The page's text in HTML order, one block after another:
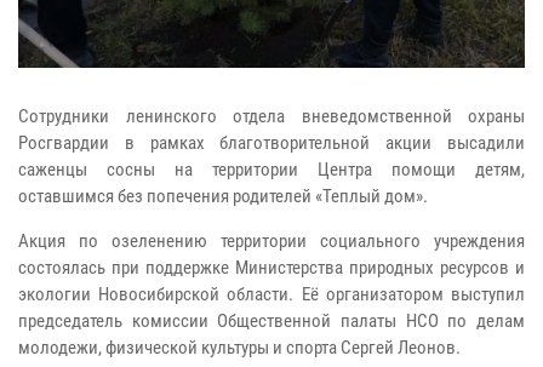
Сотрудники ленинского отдела вневедомственной охраны
Росгвардии в рамках благотворительной акции высадили
саженцы сосны на территории Центра помощи детям,
оставшимся без попечения родителей «Теплый дом».
Акция по озеленению территории социального учреждения
состоялась при поддержке Министерства природных ресурсов и
экологии Новосибирской области. Её организатором выступил
председатель комиссии Общественной палаты НСО по делам
молодежи, физической культуры и спорта Сергей Леонов.